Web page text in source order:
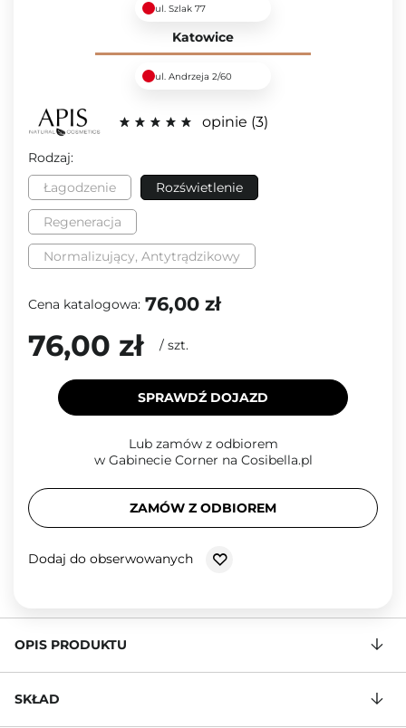
ul. Szlak 77
Katowice
ul. Andrzeja 2/60
opinie 3
Rodzaj:
Łagodzenie
Rozświetlenie
Regeneracja
Normalizujący, Antytrądzikowy
Cena katalogowa: 76,00 zł
76,00 zł / szt.
SPRAWDŹ DOJAZD
Lub zamów z odbiorem
w Gabinecie Corner na Cosibella.pl
ZAMÓW Z ODBIOREM
Dodaj do obserwowanych
OPIS PRODUKTU
SKŁAD